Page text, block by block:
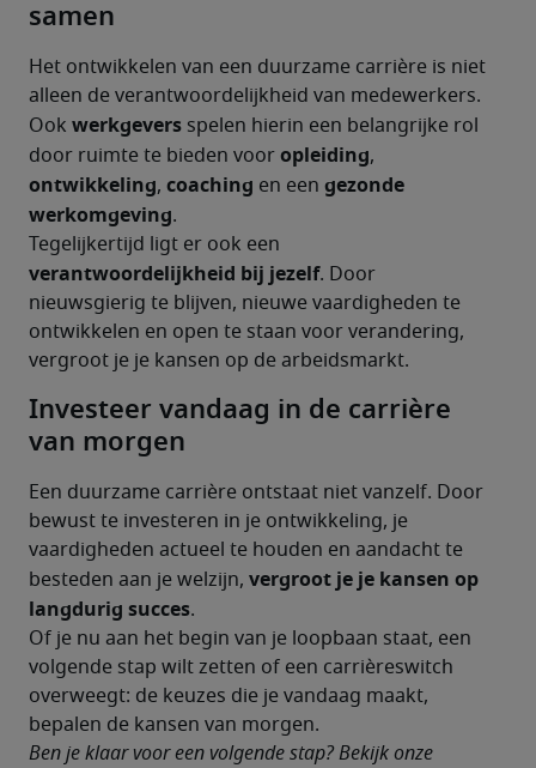
samen
Het ontwikkelen van een duurzame carrière is niet
alleen de verantwoordelijkheid van medewerkers.
Ook werkgevers spelen hierin een belangrijke rol
door ruimte te bieden voor opleiding
ontwikkeling, coaching en een gezonde
werkomgeving.
verantwoordelijkheid bij jezelf. Door
nieuwsgierig te blijven, nieuwe vaardigheden te
ontwikkelen en open te staan voor verandering,
vergroot je je kansen op de arbeidsmarkt.
Investeer vandaag in de carrière
van morgen
Een duurzame carrière ontstaat niet vanzelf. Door
bewust te investeren in je ontwikkeling, je
vaardigheden actueel te houden en aandacht te
besteden aan je welzijn, vergroot je je kansen op
langdurig succes.
Of je nu aan het begin van je loopbaan staat, een
volgende stap wilt zetten of een carrièreswitch
overweegt: de keuzes die je vandaag maakt,
bepalen de kansen van morgen.
Ben je klaar voor een volgende stap? Bekijk onze